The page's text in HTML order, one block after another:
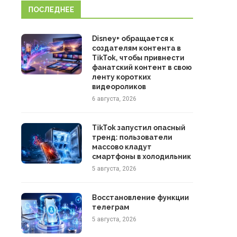
ПОСЛЕДНЕЕ
Disney+ обращается к
создателям контента в
TikTok, чтобы привнести
фанатский контент в свою
ленту коротких
видеороликов
6 августа, 2026
TikTok запустил опасный
тренд: пользователи
массово кладут
смартфоны в холодильник
5 августа, 2026
Восстановление функции
телеграм
5 августа, 2026